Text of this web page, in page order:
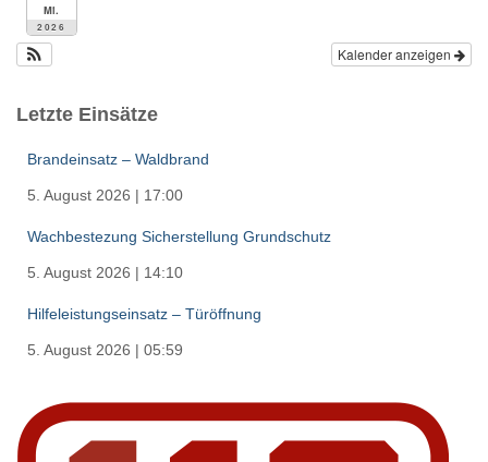
Mi.
2026
Kalender anzeigen
Letzte Einsätze
Brandeinsatz – Waldbrand
5. August 2026 | 17:00
Wachbestezung Sicherstellung Grundschutz
5. August 2026 | 14:10
Hilfeleistungseinsatz – Türöffnung
5. August 2026 | 05:59